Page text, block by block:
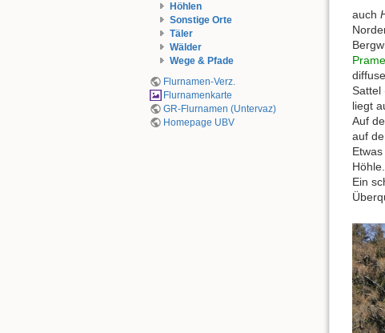
Höhlen
Sonstige Orte
Täler
Wälder
Wege & Pfade
Flurnamen-Verz.
Flurnamenkarte
GR-Flurnamen (Untervaz)
Homepage UBV
auch
Sattel
liegt
Auf
auf
Höhle.
Ein